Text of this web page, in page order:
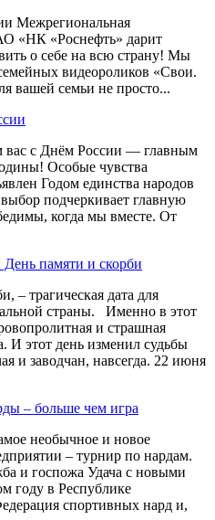
Межрегиональная
«НК «Роснефть» дарит
о себе на всю страну! Мы
видеороликов «Свои.
вашей семьи не просто...
вас с Днём России — главным
Особые чувства
Годом единства народов
подчеркивает главную
когда мы вместе. От
памяти и скорби
– трагическая дата для
страны. Именно в этот
и страшная
И этот день изменил судьбы
и заводчан, навсегда. 22 июня
– больше чем игра
необычное и новое
– турнир по нардам.
и госпожа Удача с новыми
году в Республике
спортивных нард и,